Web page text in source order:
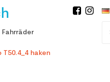
T50.4_4 haken